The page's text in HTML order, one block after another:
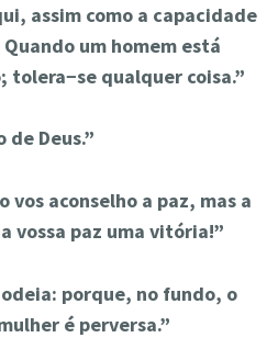
assim como a capacidade
um homem está
tolera−se qualquer coisa.”
Deus.”
vos aconselho a paz, mas a
vossa paz uma vitória!”
porque, no fundo, o
é perversa.”